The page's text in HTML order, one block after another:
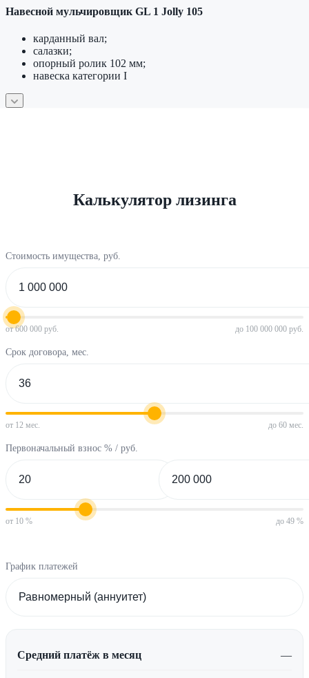
Навесной мульчировщик GL 1 Jolly 105
карданный вал;
салазки;
опорный ролик 102 мм;
навеска категории I
Калькулятор лизинга
Стоимость имущества, руб.
от 600 000 руб. до 100 000 000 руб.
Срок договора, мес.
от 12 мес. до 60 мес.
Первоначальный взнос % / руб.
от 10 % до 49 %
График платежей
Средний платёж в месяц —